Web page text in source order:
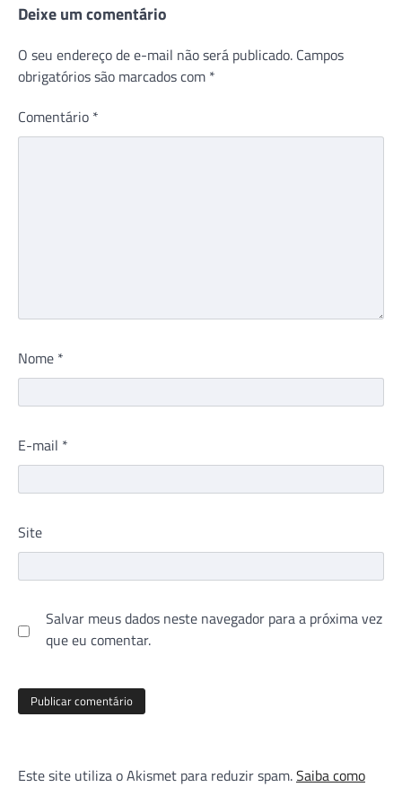
Deixe um comentário
O seu endereço de e-mail não será publicado. Campos
obrigatórios são marcados com *
Comentário *
Nome *
E-mail *
Site
Salvar meus dados neste navegador para a próxima vez
que eu comentar.
Este site utiliza o Akismet para reduzir spam.Saiba como